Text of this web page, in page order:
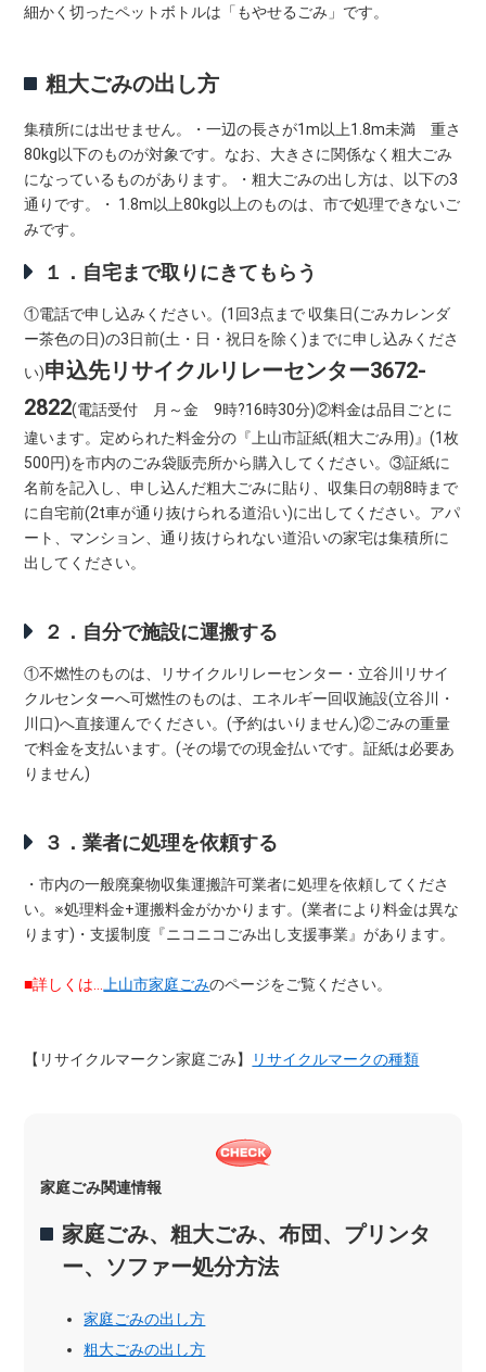
細かく切ったペットボトルは「もやせるごみ」です。
粗大ごみの出し方
集積所には出せません。・一辺の長さが1m以上1.8m未満 重さ
80kg以下のものが対象です。なお、大きさに関係なく粗大ごみ
になっているものがあります。・粗大ごみの出し方は、以下の3
通りです。・ 1.8m以上80kg以上のものは、市で処理できないご
みです。
１．自宅まで取りにきてもらう
①電話で申し込みください。(1回3点まで 収集日(ごみカレンダ
ー茶色の日)の3日前(土・日・祝日を除く)までに申し込みくださ
い)申込先リサイクルリレーセンター3672-
2822(電話受付 月～金 9時?16時30分)②料金は品目ごとに
違います。定められた料金分の『上山市証紙(粗大ごみ用)』(1枚
500円)を市内のごみ袋販売所から購入してください。③証紙に
名前を記入し、申し込んだ粗大ごみに貼り、収集日の朝8時まで
に自宅前(2t車が通り抜けられる道沿い)に出してください。アパ
ート、マンション、通り抜けられない道沿いの家宅は集積所に
出してください。
２．自分で施設に運搬する
①不燃性のものは、リサイクルリレーセンター・立谷川リサイ
クルセンターへ可燃性のものは、エネルギー回収施設(立谷川・
川口)へ直接運んでください。(予約はいりません)②ごみの重量
で料金を支払います。(その場での現金払いです。証紙は必要あ
りません)
３．業者に処理を依頼する
・市内の一般廃棄物収集運搬許可業者に処理を依頼してくださ
い。※処理料金+運搬料金がかかります。(業者により料金は異な
ります)・支援制度『ニコニコごみ出し支援事業』があります。
■詳しくは… 上山市家庭ごみのページをご覧ください。
【リサイクルマークン家庭ごみ】 リサイクルマークの種類
家庭ごみ関連情報
家庭ごみ、粗大ごみ、布団、プリンタ
ー、ソファー処分方法
家庭ごみの出し方
粗大ごみの出し方